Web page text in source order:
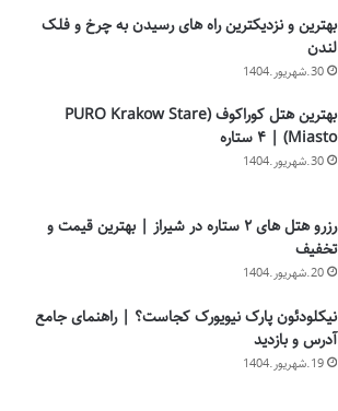
بهترین و نزدیکترین راه های رسیدن به چرخ و فلک
لندن
30.شهریور.1404
بهترین هتل کوراکوف (PURO Krakow Stare
Miasto) | ۴ ستاره
30.شهریور.1404
رزرو هتل های ۲ ستاره در شیراز | بهترین قیمت و
تخفیف
20.شهریور.1404
نیکلودئون پارک نیویورک کجاست؟ | راهنمای جامع
آدرس و بازدید
19.شهریور.1404